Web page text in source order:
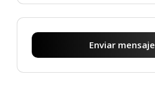
Enviar mensaje